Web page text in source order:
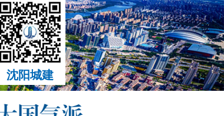
沈阳城建